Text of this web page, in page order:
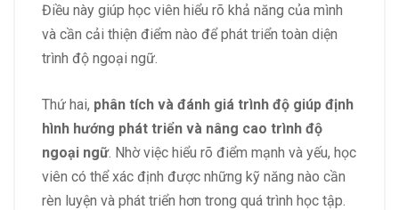
Điều này giúp học viên hiểu rõ khả năng của mình
và cần cải thiện điểm nào để phát triển toàn diện
trình độ ngoại ngữ.
Thứ hai, phân tích và đánh giá trình độ giúp định
hình hướng phát triển và nâng cao trình độ
ngoại ngữ. Nhờ việc hiểu rõ điểm mạnh và yếu, học
viên có thể xác định được những kỹ năng nào cần
rèn luyện và phát triển hơn trong quá trình học tập.